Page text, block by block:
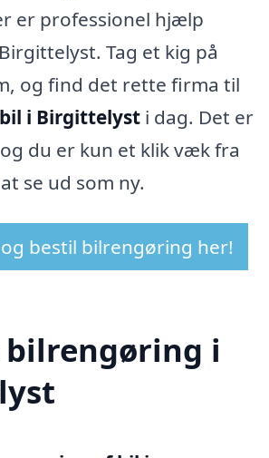
er professionel hjælp
Tag et kig på
og find det rette firma til
i Birgittelyst i dag. Det er
du er kun et klik væk fra
se ud som ny.
bestil bilrengøring her!
bilrengøring i